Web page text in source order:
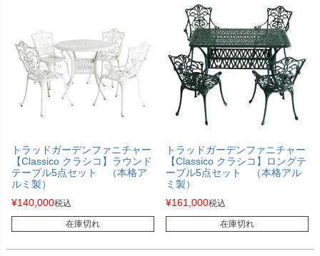
トラッドガーデンファニチャー
【Classico クラシコ】ラウンド
テーブル5点セット （本格ア
ルミ製）
¥140,000税込
在庫切れ
トラッドガーデンファニチャー
【Classico クラシコ】ロングテ
ーブル5点セット （本格アル
ミ製）
¥161,000税込
在庫切れ